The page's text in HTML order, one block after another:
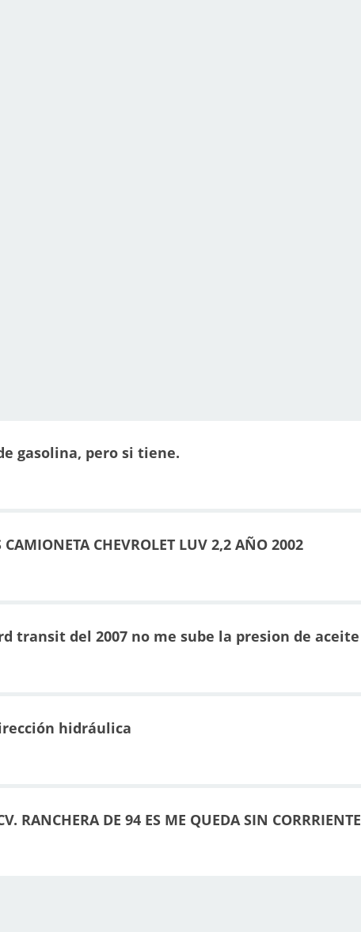
gasolina, pero si tiene.
CHEVROLET LUV 2,2 AÑO 2002
transit del 2007 no me sube la presion de aceite
hidráulica
RANCHERA DE 94 ES ME QUEDA SIN CORRRIENTE